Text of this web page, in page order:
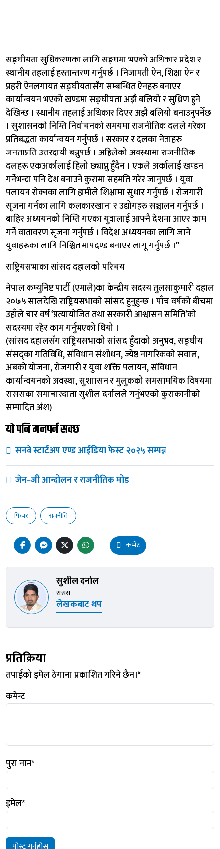
सङ्घीयता सुध्रिकरणका लागि सङ्घमा भएको अधिकार प्रदेश र
स्थानीय तहलाई हस्तान्तरण गर्नुपर्छ । निजामती ऐन, शिक्षा ऐन र
प्रहरी ऐनलगायत सङ्घीयतासँग सम्बन्धित ऐनहरु बनाएर
कार्यान्वयन भएको खण्डमा सङ्घीयता अझै बलियो र सुध्रिण हुने
देखिन्छ । स्थानीय तहलाई अधिकार दिएर अझै बलियो बनाउनुपर्नेछ
। सुशासनको निम्ति निर्वाचनको समयमा राजनीतिक दलले गरेका
प्रतिबद्धता कार्यान्वयन गर्नुपर्छ । सरकार र दलका नेताहरु
जनताप्रति उत्तरदायी बन्नुपर्छ । अहिलेको अवस्थामा राजनीतिक
दलहरू एकअर्कालाई हिलो छ्याप्नु हुँदैन । एकले अर्कालाई खण्डन
गर्नेभन्दा पनि देश बनाउने कुरामा सहमति गरेर जानुपर्छ । युवा
पलायन रोक्नका लागि हामीले शिक्षामा सुधार गर्नुपर्छ । रोजगारी
सृजना गर्नका लागि कलकारखाना र उद्योगहरु सञ्चालन गर्नुपर्छ ।
बाहिर अध्ययनको निम्ति गएका युवालाई आफ्नै देशमा आएर काम
गर्ने वातावरण सृजना गर्नुपर्छ । विदेश अध्ययनका लागि जाने
युवाहरूका लागि निश्चित मापदण्ड बनाएर लागू गर्नुपर्छ ।”
राष्ट्रियसभाका सांसद दहालको परिचय
नेपाल कम्युनिष्ट पार्टी (एमाले)का केन्द्रीय सदस्य तुलसाकुमारी दहाल
२०७५ सालदेखि राष्ट्रियसभाको सांसद हुनुहुन्छ । पाँच वर्षको बीचमा
उहाँले चार वर्ष ‘प्रत्यायोजित तथा सरकारी आश्वासन समिति’को
सदस्यमा रहेर काम गर्नुभएको थियो ।
(सांसद दहालसँग राष्ट्रियसभाको सांसद हुँदाको अनुभव, सङ्घीय
संसद्का गतिविधि, संविधान संशोधन, ज्येष्ठ नागरिकको सवाल,
अबको योजना, रोजगारी र युवा शक्ति पलायन, संविधान
कार्यान्वयनको अवस्था, सुशाासन र मुलुकको समसामयिक विषयमा
राससका समाचारदाता सुशील दर्नालले गर्नुभएको कुराकानीको
सम्पादित अंश)
यो पनि मनपर्न सक्छ
सनवे स्टार्टअप एण्ड आईडिया फेस्ट २०२५ सम्पन्न
जेन–जी आन्दोलन र राजनीतिक मोड
फिचर राजनीति
कमेंट
सुशील दर्नाल
रासस
लेखकबाट थप
प्रतिक्रिया
तपाईंको इमेल ठेगाना प्रकाशित गरिने छैन।*
कमेन्ट
पुरा नाम*
इमेल*